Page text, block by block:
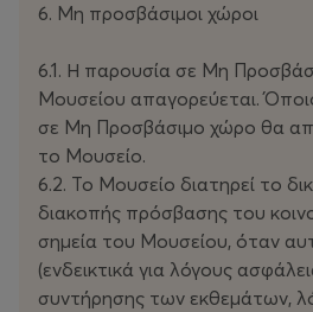
6. Μη προσβάσιμοι χώροι
6.1. Η παρουσία σε Μη
Μουσείου απαγορεύεται.
σε Μη Προσβάσιμο χώρο θα
το Μουσείο.
6.2. Το Μουσείο διατηρεί το
διακοπής πρόσβασης του
σημεία του Μουσείου, όταν
(ενδεικτικά για λόγους
συντήρησης των εκθεμάτων,